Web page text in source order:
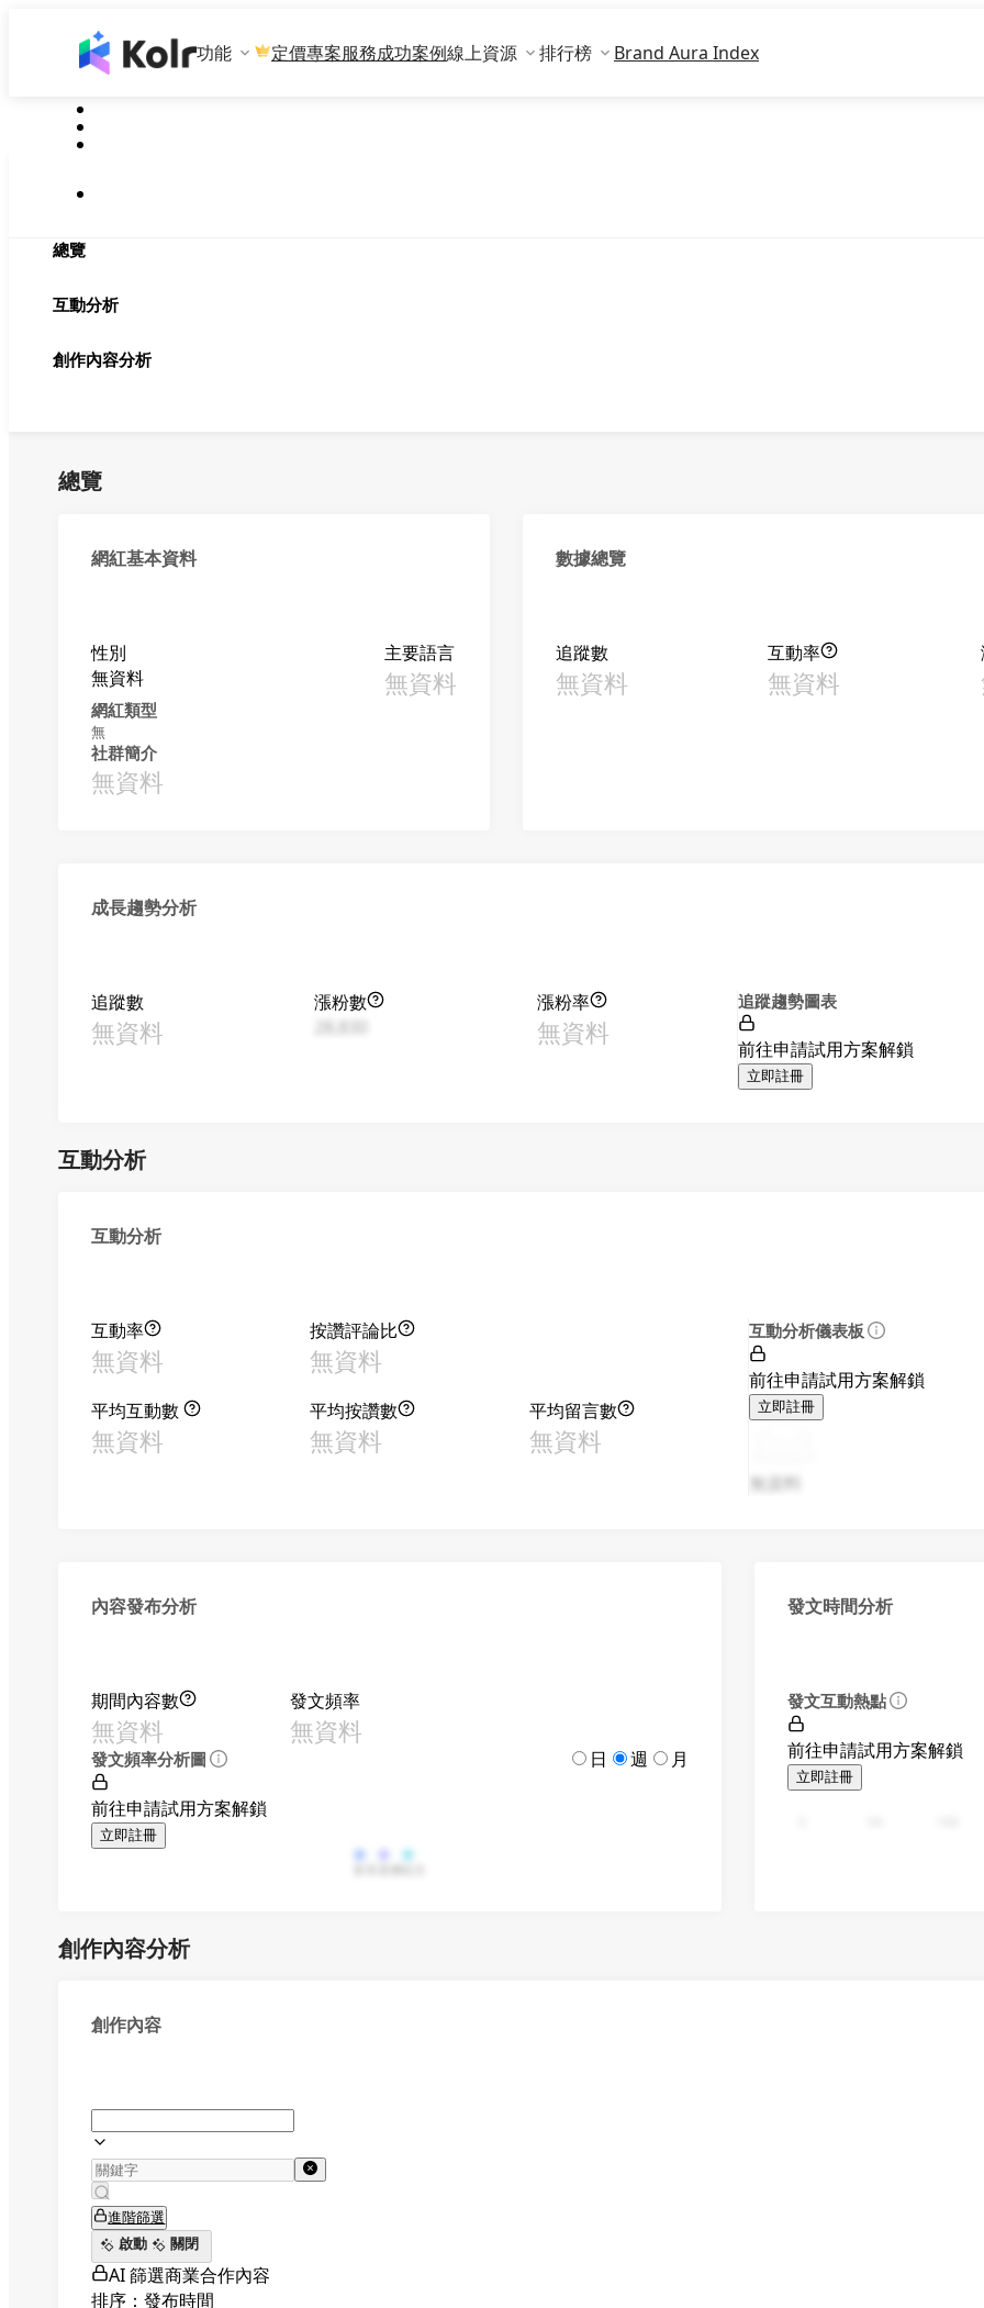
功能 定價專案服務成功案例線上資源 排行榜 Brand Aura Index
總覽
互動分析
創作內容分析
總覽
網紅基本資料
性別
無資料
主要語言
無資料
網紅類型
無
社群簡介
無資料
數據總覽
追蹤數
無資料
互動率
無資料
成長趨勢分析
追蹤數
無資料
漲粉數
漲粉率
無資料
追蹤趨勢圖表
前往申請試用方案解鎖
立即註冊
互動分析
互動分析
互動率
無資料
按讚評論比
無資料
平均互動數
無資料
平均按讚數
無資料
平均留言數
無資料
互動分析儀表板
前往申請試用方案解鎖
立即註冊
無資料
內容發布分析
期間內容數
無資料
發文頻率
無資料
發文頻率分析圖 日 週 月
前往申請試用方案解鎖
立即註冊
發文時間分析
發文互動熱點
前往申請試用方案解鎖
立即註冊
創作內容分析
創作內容
進階篩選
啟動
關閉
AI 篩選商業合作內容
排序：發布時間